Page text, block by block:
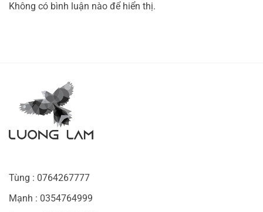
Không có bình luận nào để hiển thị.
Tùng : 0764267777
Mạnh : 0354764999